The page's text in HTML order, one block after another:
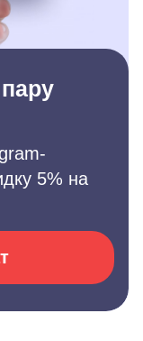
5% на